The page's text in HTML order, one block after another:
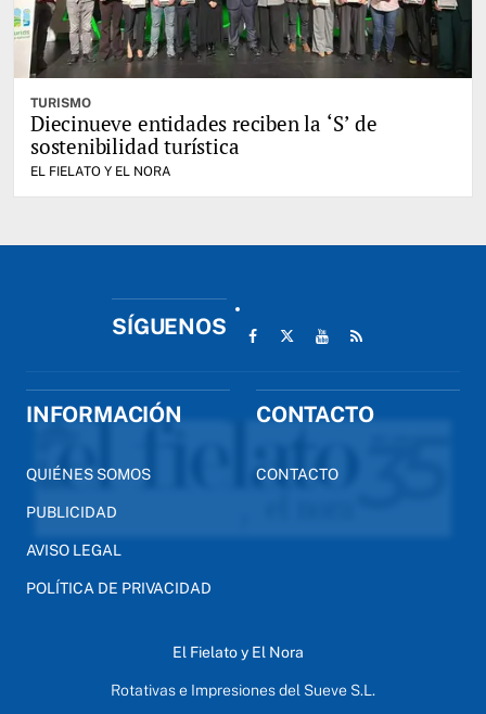
TURISMO
Diecinueve entidades reciben la ‘S’ de
sostenibilidad turística
EL FIELATO Y EL NORA
SÍGUENOS
INFORMACIÓN
QUIÉNES SOMOS
PUBLICIDAD
AVISO LEGAL
POLÍTICA DE PRIVACIDAD
CONTACTO
CONTACTO
El Fielato y El Nora
Rotativas e Impresiones del Sueve S.L.